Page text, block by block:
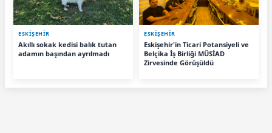
ESKIŞEHIR
Akıllı sokak kedisi balık tutan
adamın başından ayrılmadı
ESKIŞEHIR
Eskişehir'in Ticari Potansiyeli ve
Belçika İş Birliği MÜSİAD
Zirvesinde Görüşüldü